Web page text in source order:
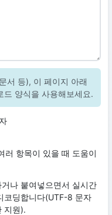
서 등), 이 페이지 아래
드 양식을 사용해보세요.
러 항목이 있을 때 도움이
거나 붙여넣으면서 실시간
코딩합니다(UTF-8 문자
지원).